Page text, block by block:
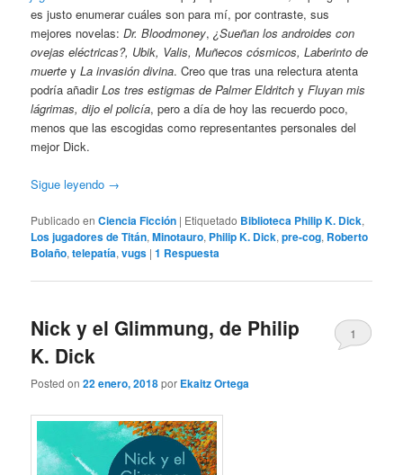
es justo enumerar cuáles son para mí, por contraste, sus
mejores novelas:Dr. Bloodmoney,¿Sueñan los androides con
ovejas eléctricas?, Ubik, Valis, Muñecos cósmicos, Laberinto de
muerte yLa invasión divina. Creo que tras una relectura atenta
podría añadirLos tres estigmas de Palmer Eldritch yFluyan mis
lágrimas, dijo el policía, pero a día de hoy las recuerdo poco,
menos que las escogidas como representantes personales del
mejor Dick.
Sigue leyendo →
Publicado en Ciencia Ficción | Etiquetado Biblioteca Philip K. Dick,
Los jugadores de Titán,Minotauro, Philip K. Dick,pre-cog, Roberto
Bolaño,telepatía,vugs |1 Respuesta
Nick y el Glimmung, de Philip
K. Dick
Posted on22 enero, 2018por Ekaitz Ortega
1